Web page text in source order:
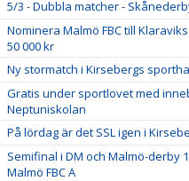
5/3 - Dubbla matcher -
Nominera Malmö FBC till
50 000 kr
Ny stormatch i Kirsebergs
Gratis under sportlovet med
Neptuniskolan
På lördag är det SSL igen i
Semifinal i DM och Malmö-derby
Malmö FBC A